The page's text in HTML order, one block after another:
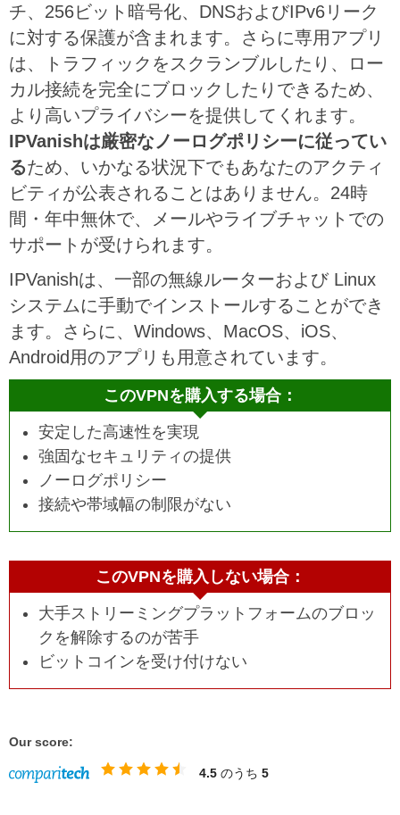
チ、256ビット暗号化、DNSおよびIPv6リーク
に対する保護が含まれます。さらに専用アプリ
は、トラフィックをスクランブルしたり、ロー
カル接続を完全にブロックしたりできるため、
より高いプライバシーを提供してくれます。
IPVanishは厳密なノーログポリシーに従ってい
るため、いかなる状況下でもあなたのアクティ
ビティが公表されることはありません。24時
間・年中無休で、メールやライブチャットでの
サポートが受けられます。
IPVanishは、一部の無線ルーターおよび Linux
システムに手動でインストールすることができ
ます。さらに、Windows、MacOS、iOS、
Android用のアプリも用意されています。
このVPNを購入する場合：
安定した高速性を実現
強固なセキュリティの提供
ノーログポリシー
接続や帯域幅の制限がない
このVPNを購入しない場合：
大手ストリーミングプラットフォームのブロッ
クを解除するのが苦手
ビットコインを受け付けない
Our score:
4.5 のうち 5